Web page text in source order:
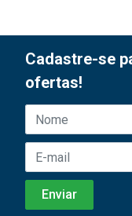
Cadastre-se
ofertas!